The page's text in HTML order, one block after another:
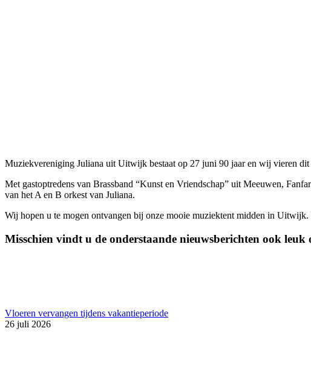
Muziekvereniging Juliana uit Uitwijk bestaat op 27 juni 90 jaar en wij vieren
Met gastoptredens van Brassband “Kunst en Vriendschap” uit Meeuwen,
van het A en B orkest van Juliana.
Wij hopen u te mogen ontvangen bij onze mooie muziektent midden in
Misschien vindt u de onderstaande nieuwsberichten ook leuk
Vloeren vervangen tijdens vakantieperiode
26 juli 2026